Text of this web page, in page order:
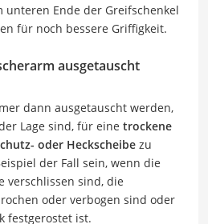
unteren Ende der Greifschenkel
für noch bessere Griffigkeit.
ausgetauscht
dann ausgetauscht werden,
Lage sind, für eine trockene
oder Heckscheibe zu
der Fall sein, wenn die
verschlissen sind, die
oder verbogen sind oder
festgerostet ist.